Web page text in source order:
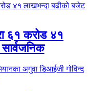
६१ करोड ४१